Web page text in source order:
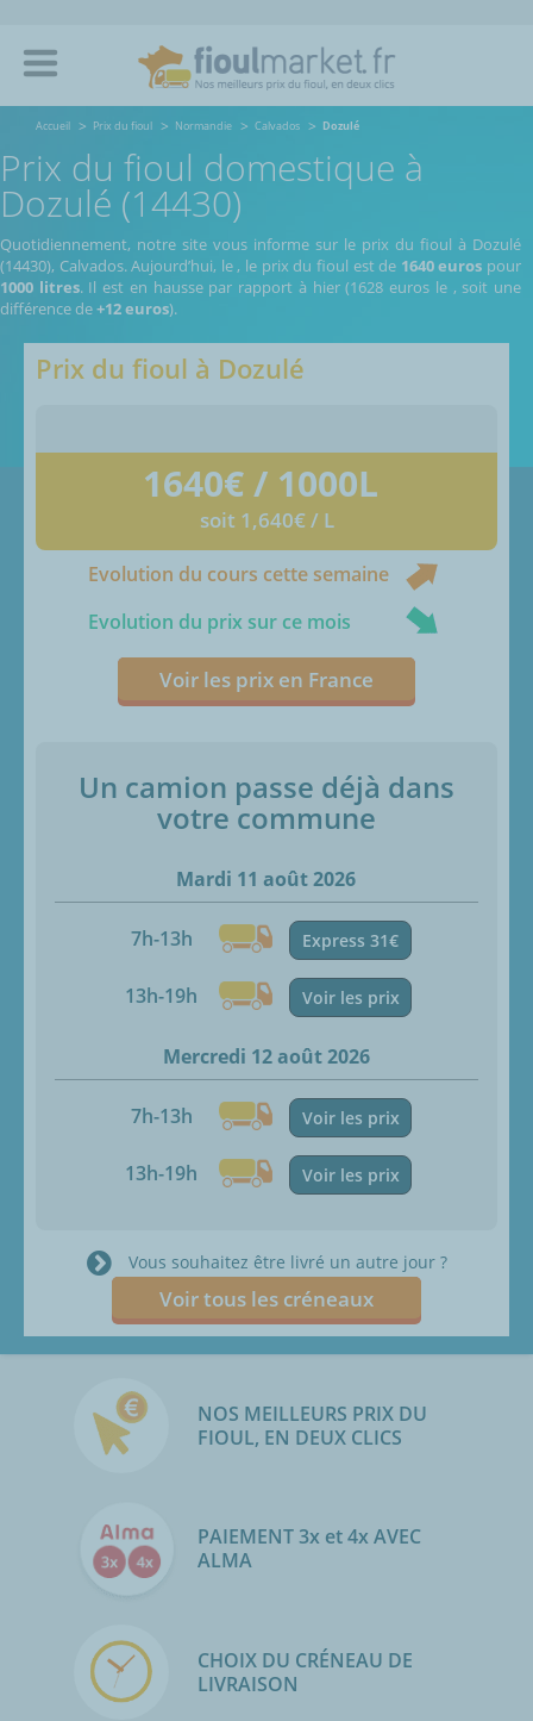
Accueil Prix du fioul Normandie Calvados Dozulé
Prix du fioul domestique à
Dozulé (14430)
Quotidiennement, notre site vous informe sur le prix du fioul à Dozulé
(14430), Calvados.Aujourd’hui, le , le prix du fioul est de 1640 euros pour
1000 litres. Il est en hausse par rapport à hier (1628 euros le , soit une
différence de+12 euros).
Prix du fioul à Dozulé
1640€ / 1000L
soit 1,640€ / L
Evolution du cours cette semaine
Evolution du prix sur ce mois
Voir les prix en France
Un camion passe déjà dans
votre commune
Mardi 11 août 2026
7h-13h Express 31€
13h-19h Voir les prix
Mercredi 12 août 2026
7h-13h Voir les prix
13h-19h Voir les prix
Vous souhaitez être livré un autre jour ?
Voir tous les créneaux
NOS MEILLEURS PRIX DU
FIOUL, EN DEUX CLICS
PAIEMENT 3x et 4x AVEC
ALMA
CHOIX DU CRÉNEAU DE
LIVRAISON